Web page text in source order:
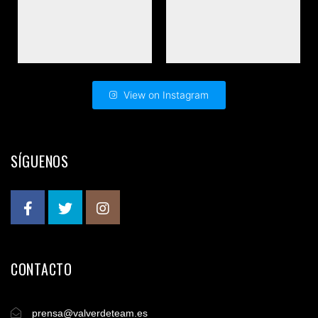
View on Instagram
SÍGUENOS
CONTACTO
prensa@valverdeteam.es